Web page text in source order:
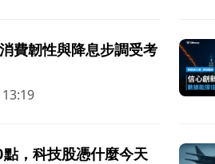
費韌性與降息步調受考
點，科技股憑什麼今天